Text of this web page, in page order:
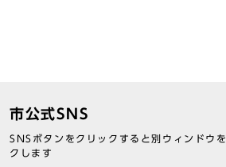
市公式SNS
SNSボタンをクリックすると別ウィンドウ
クします